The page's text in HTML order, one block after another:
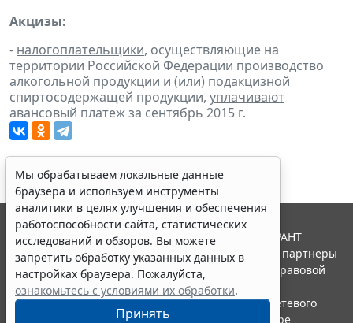
Акцизы:
- налогоплательщики, осуществляющие на
территории Российской Федерации производство
алкогольной продукции и (или) подакцизной
спиртосодержащей продукции, уплачивают
авансовый платеж за сентябрь 2015 г.
Мы обрабатываем локальные данные
браузера и используем инструменты
аналитики в целях улучшения и обеспечения
работоспособности сайта, статистических
исследований и обзоров. Вы можете
запретить обработку указанных данных в
настройках браузера. Пожалуйста,
ознакомьтесь с условиями их обработки.
Принять
© ООО "НПП "ГАРАНТ-СЕРВИС", 2026. Система ГАРАНТ
выпускается с 1990 года. Компания "Гарант" и ее партнеры
являются участниками Российской ассоциации правовой
информации ГАРАНТ.
Портал ГАРАНТ.РУ зарегистрирован в качестве сетевого
издания Федеральной службой по надзору в сфере